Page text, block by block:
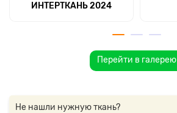
ИНТЕРТКАНЬ 2024
Перейти в галерею
Не нашли нужную ткань?